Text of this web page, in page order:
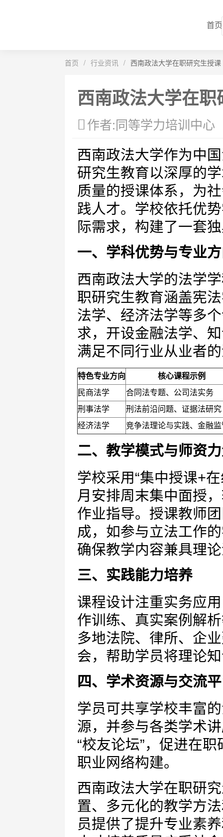
首页
首页 / 行业资讯 / 西南政法大学在职研究生授课
西南政法大学在职
作者:同等学力培训中心
西南政法大学作为中
研究生教育以深厚的
质量的授课体系，为
践人才。学校依托优
际需求，构建了一套
一、学科优势与专业
西南政法大学的法学
职研究生教育涵盖宪
法学、经济法学等多
求，开设金融法学、
满足不同行业从业者
特色专业方向
核心课程示例
民商法学
合同法专题、公司法实务
刑事法学
刑法前沿问题、证据法研究
经济法学
竞争法理论与实践、金融
二、教学模式与师资
学校采用“集中授课+
月安排周末集中面授
作业指导。授课教师
成，如参与立法工作
确保教学内容兼具理
三、实践能力培养
课程设计注重实务应
作训练、真实案例解
多地法院、律所、企
会，帮助学员将理论
四、学术资源与交流
学员可共享学校丰富
源，并参与各类学术
“校友论坛”，促进在
职业网络构建。
西南政法大学在职研
置、多元化的教学方
员提供了提升专业素